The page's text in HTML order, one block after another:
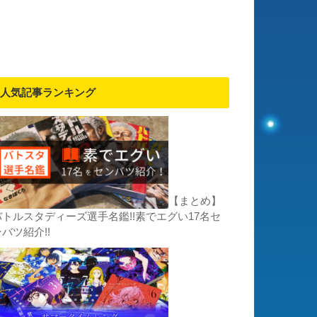
人気記事ランキング
【まとめ】
トルスタディーズ選手名鑑!!素でエグい17名セ
バツ紹介!!